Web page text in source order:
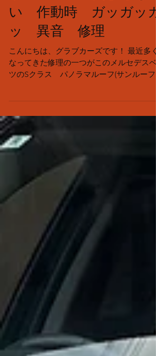
サンルーフ 閉まらな
い 作動時 ガッガッガ
ッ 異音 修理
こんにちは、グラブカーズです！ 最近多く
なってきた修理の一つがこのメルセデスベ
の作動不良です。 だいたいの症状は閉まら
ない案件なのですが、今回は閉まらないの
と、作動時にガッガッガッという音が鳴る
の事で入庫です。 まず閉まらない原因を診
断していきます。 前回のブログにてご紹介
している部分はこちらをご参考にしてくだ
い。 https://wix.app/mobile.apps/ez8H5cx?
ref=2_cl 今回はチルト機構のパーツが破損
ロックが解除されないのが原因でした。 こ
ちらの部品を交換します、純正ではこちら
部品が単体で供給されません。。 スムーズ
に動くように厚みを調整します。 ガラスト
ップを取り外した状態で動作確認するので
が、その時はバッチリでガッガッガッ音も
く問題無いと判断したのでガラスを取付し
度作動チェックします。 ガッガッガッ音が
鳴りちゃんと最後まで閉まりませんね、ガ
スが重いのでトルクがかかるところで、モ
ターギヤとワイヤーの噛み合い部のギヤ飛
が発生してます。。 もう一度取り